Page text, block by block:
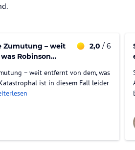
Zumutung – weit
Robinson
2,0 / 6
– weit entfernt von dem, was